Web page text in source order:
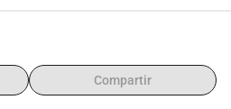
Compartir